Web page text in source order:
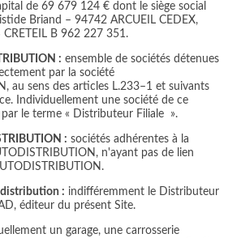
de 69 679 124 € dont le siège social
Briand – 94742 ARCUEIL CEDEX,
CRETEIL B 962 227 351.
: ensemble de sociétés détenues
par la société
au sens des articles L.233–1 et suivants
Individuellement une société de ce
le terme « Distributeur Filiale ».
: sociétés adhérentes à la
n'ayant pas de lien
: indifféremment le Distributeur
éditeur du présent Site.
un garage, une carrosserie